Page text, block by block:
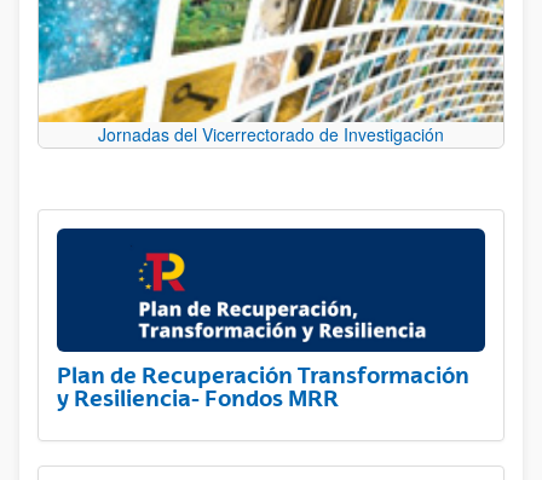
Jornadas del Vicerrectorado de Investigación
Plan de Recuperación Transformación
y Resiliencia- Fondos MRR